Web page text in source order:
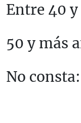
Entre 40
50 y más
No